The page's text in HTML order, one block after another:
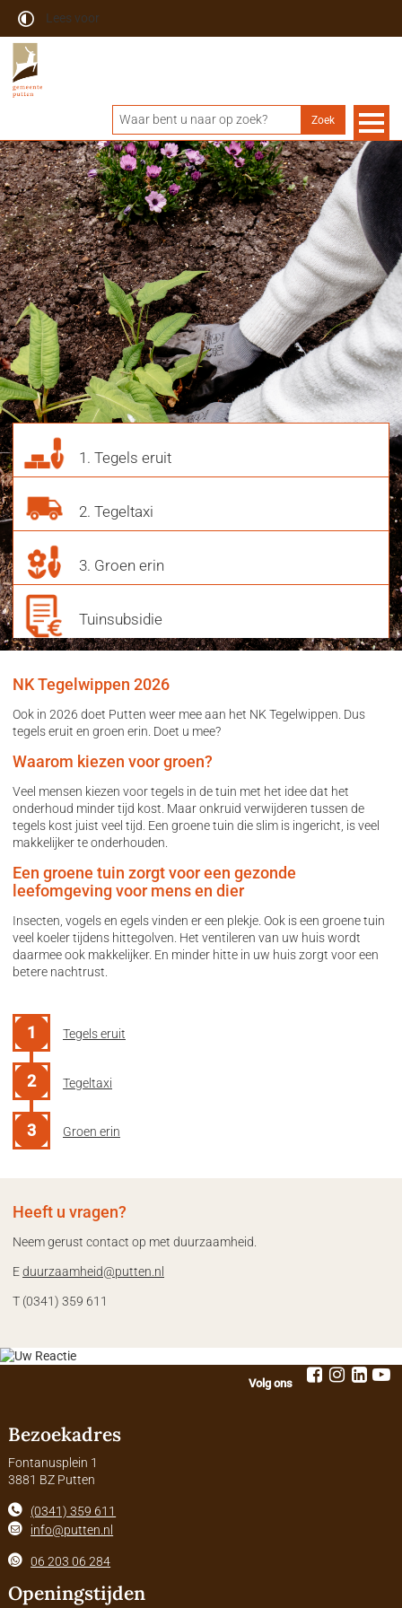
Lees voor
1. Tegels eruit
2. Tegeltaxi
3. Groen erin
Tuinsubsidie
NK Tegelwippen 2026
Ook in 2026 doet Putten weer mee aan het NK Tegelwippen. Dus
tegels eruit en groen erin. Doet u mee?
Waarom kiezen voor groen?
Veel mensen kiezen voor tegels in de tuin met het idee dat het
onderhoud minder tijd kost. Maar onkruid verwijderen tussen de
tegels kost juist veel tijd. Een groene tuin die slim is ingericht, is veel
makkelijker te onderhouden.
Een groene tuin zorgt voor een gezonde
leefomgeving voor mens en dier
Insecten, vogels en egels vinden er een plekje. Ook is een groene tuin
veel koeler tijdens hittegolven. Het ventileren van uw huis wordt
daarmee ook makkelijker. En minder hitte in uw huis zorgt voor een
betere nachtrust.
Tegels eruit
Tegeltaxi
Groen erin
Heeft u vragen?
Neem gerust contact op met duurzaamheid.
Eduurzaamheid@putten.nl
T (0341) 359 611
Volg ons
Bezoekadres
Fontanusplein 1
3881 BZ Putten
(0341) 359 611
info@putten.nl
06 203 06 284
Openingstijden